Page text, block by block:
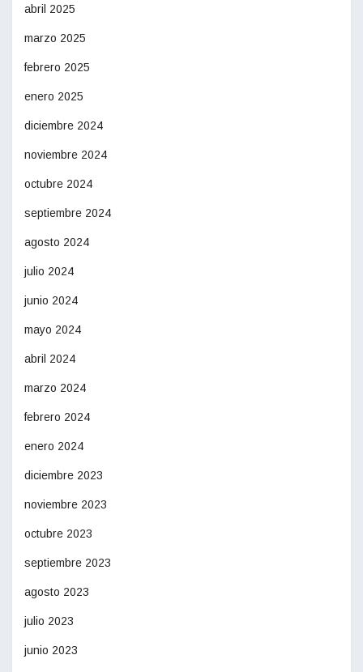
abril 2025
marzo 2025
febrero 2025
enero 2025
diciembre 2024
noviembre 2024
octubre 2024
septiembre 2024
agosto 2024
julio 2024
junio 2024
mayo 2024
abril 2024
marzo 2024
febrero 2024
enero 2024
diciembre 2023
noviembre 2023
octubre 2023
septiembre 2023
agosto 2023
julio 2023
junio 2023